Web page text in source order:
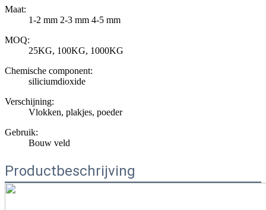
Maat:
1-2 mm 2-3 mm 4-5 mm
MOQ:
25KG, 100KG, 1000KG
Chemische component:
siliciumdioxide
Verschijning:
Vlokken, plakjes, poeder
Gebruik:
Bouw veld
Productbeschrijving